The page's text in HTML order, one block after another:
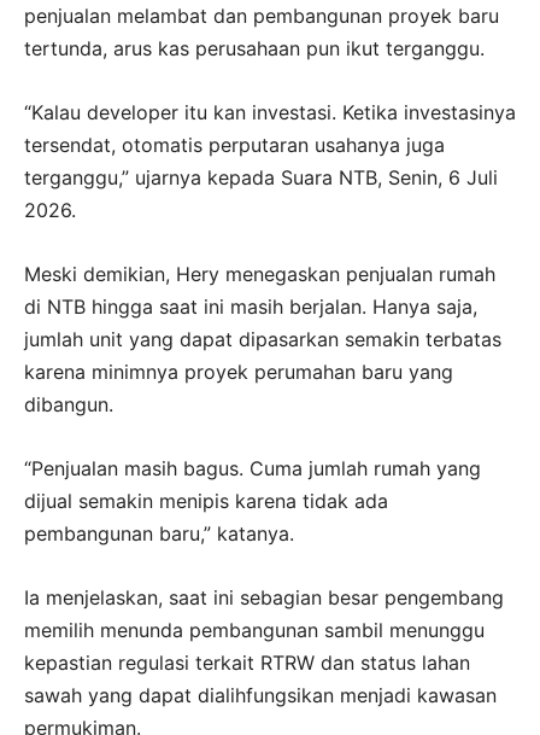
penjualan melambat dan pembangunan proyek baru
tertunda, arus kas perusahaan pun ikut terganggu.
“Kalau developer itu kan investasi. Ketika investasinya
tersendat, otomatis perputaran usahanya juga
terganggu,” ujarnya kepada Suara NTB, Senin, 6 Juli
2026.
Meski demikian, Hery menegaskan penjualan rumah
di NTB hingga saat ini masih berjalan. Hanya saja,
jumlah unit yang dapat dipasarkan semakin terbatas
karena minimnya proyek perumahan baru yang
dibangun.
“Penjualan masih bagus. Cuma jumlah rumah yang
dijual semakin menipis karena tidak ada
pembangunan baru,” katanya.
Ia menjelaskan, saat ini sebagian besar pengembang
memilih menunda pembangunan sambil menunggu
kepastian regulasi terkait RTRW dan status lahan
sawah yang dapat dialihfungsikan menjadi kawasan
permukiman.